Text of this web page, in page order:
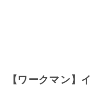
【ワークマン】